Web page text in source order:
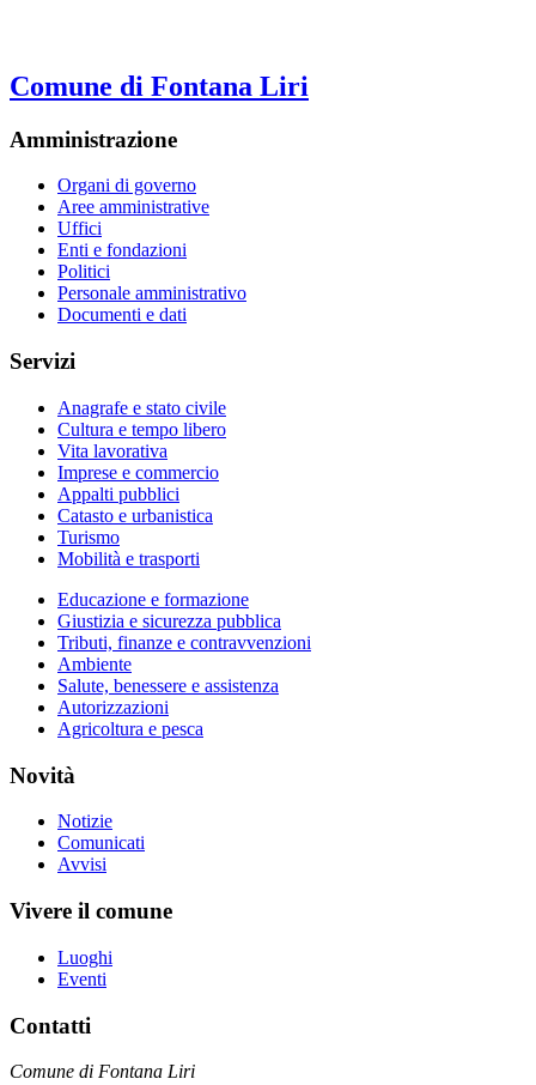
Comune di Fontana Liri
Amministrazione
Organi di governo
Aree amministrative
Uffici
Enti e fondazioni
Politici
Personale amministrativo
Documenti e dati
Servizi
Anagrafe e stato civile
Cultura e tempo libero
Vita lavorativa
Imprese e commercio
Appalti pubblici
Catasto e urbanistica
Turismo
Mobilità e trasporti
Educazione e formazione
Giustizia e sicurezza pubblica
Tributi, finanze e contravvenzioni
Ambiente
Salute, benessere e assistenza
Autorizzazioni
Agricoltura e pesca
Novità
Notizie
Comunicati
Avvisi
Vivere il comune
Luoghi
Eventi
Contatti
Comune di Fontana Liri